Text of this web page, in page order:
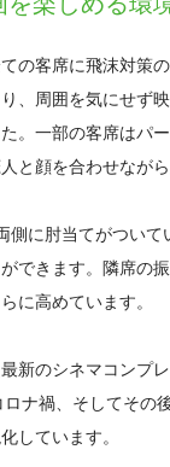
の客席に飛沫対策
、周囲を気にせず
。一部の客席はパ
と顔を合わせなが
側に肘当てがついて
できます。隣席の
に高めています。
新のシネマコンプ
ナ禍、そしてその
しています。